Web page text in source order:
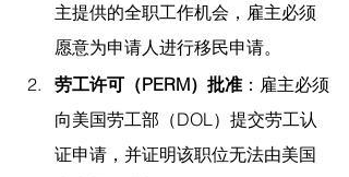
主提供的全职工作机会，雇主必须
愿意为申请人进行移民申请。
劳工许可（PERM）批准 ：雇主必须
向美国劳工部（DOL）提交劳工认
证申请，并证明该职位无法由美国